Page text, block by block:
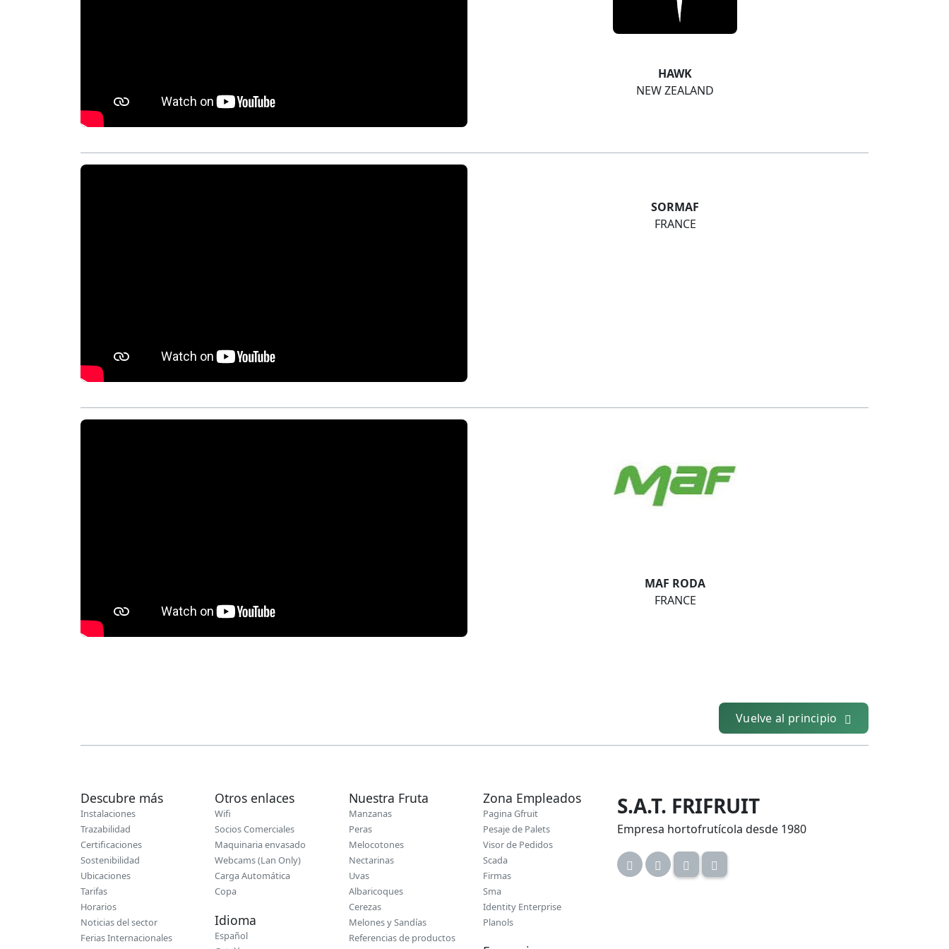
HAWK
NEW ZEALAND
SORMAF
FRANCE
MAF RODA
FRANCE
Vuelve al principio
Descubre más
Instalaciones
Trazabilidad
Certificaciones
Sostenibilidad
Ubicaciones
Tarifas
Horarios
Noticias del sector
Ferias Internacionales
Otros enlaces
Wifi
Socios Comerciales
Maquinaria envasado
Webcams (Lan Only)
Carga Automática
Copa
Idioma
Español
Nuestra Fruta
Manzanas
Peras
Melocotones
Nectarinas
Uvas
Albaricoques
Cerezas
Melones y Sandías
Referencias de productos
Zona Empleados
Pagina Gfruit
Pesaje de Palets
Visor de Pedidos
Scada
Firmas
Sma
Identity Enterprise
Planols
S.A.T. FRIFRUIT
Empresa hortofrutícola desde 1980